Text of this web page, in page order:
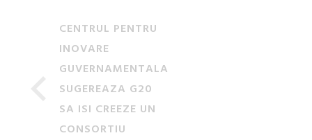
CENTRUL PENTRU
INOVARE
GUVERNAMENTALA
SUGEREAZA G20
SA ISI CREEZE UN
CONSORTIU